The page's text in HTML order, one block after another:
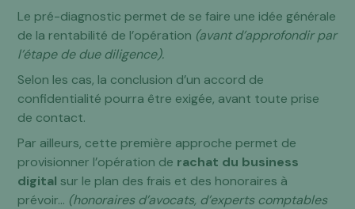
Le pré-diagnostic permet de se faire une idée générale
de la rentabilité de l’opération (avant d’approfondir par
l’étape de due diligence).
Selon les cas, la conclusion d’un accord de
confidentialité pourra être exigée, avant toute prise
de contact.
Par ailleurs, cette première approche permet de
provisionner l’opération de rachat du business
digital sur le plan des frais et des honoraires à
prévoir… (honoraires d’avocats, d’experts comptables